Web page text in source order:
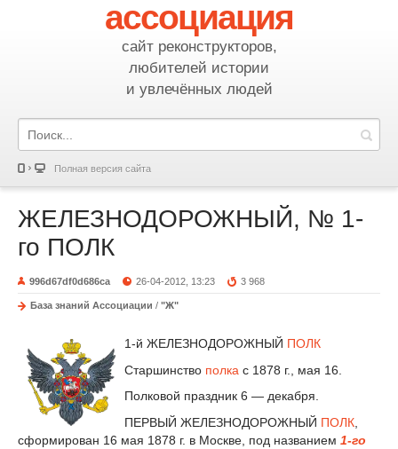
ассоциация
сайт реконструкторов,
любителей истории
и увлечённых людей
Полная версия сайта
ЖЕЛЕЗНОДОРОЖНЫЙ, № 1-
го ПОЛК
996d67df0d686ca 26-04-2012, 13:23 3 968
База знаний Ассоциации / "Ж"
1-й ЖЕЛЕЗНОДОРОЖНЫЙ ПОЛК
Старшинство полка с 1878 г., мая 16.
Полковой праздник 6 — декабря.
ПЕРВЫЙ ЖЕЛЕЗНОДОРОЖНЫЙ ПОЛК
сформирован 16 мая 1878 г. в Москве, под названием 1-го